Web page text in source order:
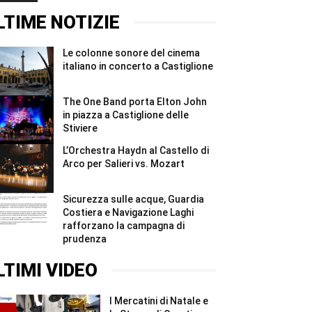
gli
sprechi
quattro
giorni
due
notti
per
i
Madonnari
#Shorts
NOTIZIE
Le colonne sonore del cinema
italiano in concerto a Castiglione
The One Band porta Elton John
in piazza a Castiglione delle
Stiviere
L’Orchestra Haydn al Castello di
Arco per Salieri vs. Mozart
Sicurezza sulle acque, Guardia
Costiera e Navigazione Laghi
rafforzano la campagna di
prudenza
VIDEO
I Mercatini di Natale e